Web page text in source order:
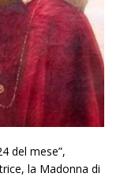
del mese”,
la Madonna di